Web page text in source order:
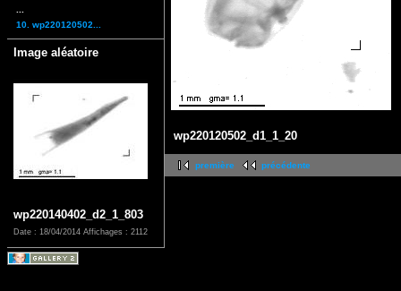
10. wp220120502...
Image aléatoire
wp220140402_d2_1_803
Date : 18/04/2014 Affichages : 2112
wp220120502_d1_1_20
première précédente